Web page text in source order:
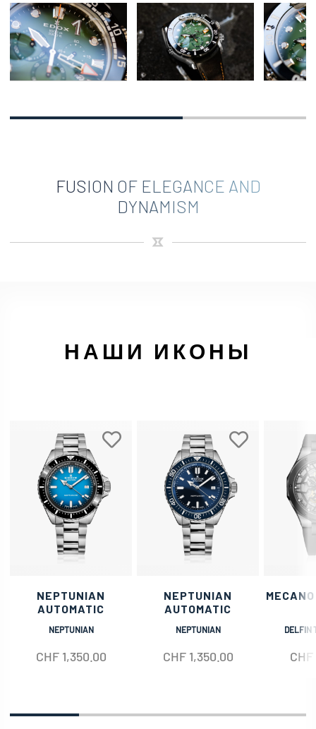
FUSION OF ELEGANCE AND
DYNAMISM
НАШИ ИКОНЫ
NEPTUNIAN
AUTOMATIC
NEPTUNIAN
CHF1,350.00
NEPTUNIAN
AUTOMATIC
NEPTUNIAN
CHF1,350.00
DELFIN
CHF